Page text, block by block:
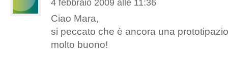
4 febbraio 2009 alle 11:36
Ciao Mara,
si peccato che è ancora una
molto buono!